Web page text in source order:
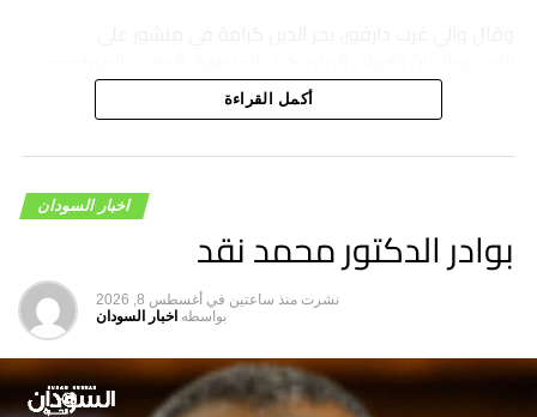
خسائر فادحة في الأرواح والمعدات العسكرية، وألقت القبض على
عدد من عناصر الدعم السريع وحققت تقدمًا جديدًا على المحور
الشمالي الغربي.
أكمل القراءة
اخبار السودان
بوادر الدكتور محمد نقد
نشرت منذ ساعتين في أغسطس 8, 2026
بواسطه اخبار السودان